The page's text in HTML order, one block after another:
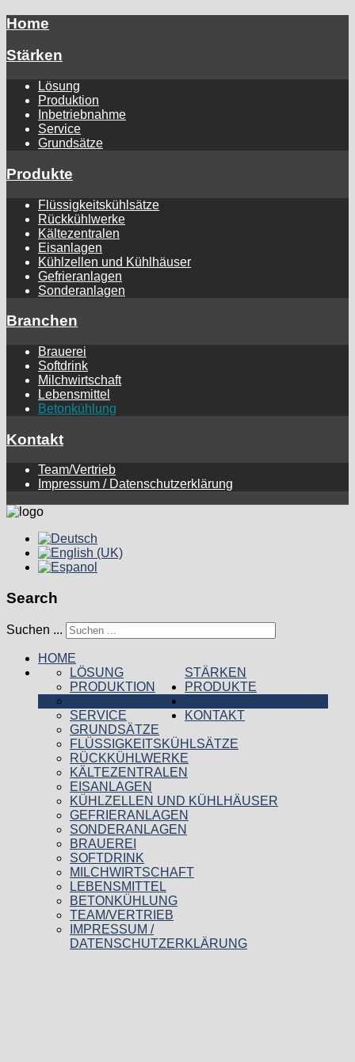
Home
Stärken
Lösung
Produktion
Inbetriebnahme
Service
Grundsätze
Produkte
Flüssigkeitskühlsätze
Rückkühlwerke
Kältezentralen
Eisanlagen
Kühlzellen und Kühlhäuser
Gefrieranlagen
Sonderanlagen
Branchen
Brauerei
Softdrink
Milchwirtschaft
Lebensmittel
Betonkühlung
Kontakt
Team/Vertrieb
Impressum / Datenschutzerklärung
Search
Suchen ...
HOME
STÄRKEN
LÖSUNG
PRODUKTION
INBETRIEBNAHME
SERVICE
GRUNDSÄTZE
PRODUKTE
FLÜSSIGKEITSKÜHLSÄTZE
RÜCKKÜHLWERKE
KÄLTEZENTRALEN
EISANLAGEN
KÜHLZELLEN UND KÜHLHÄUSER
GEFRIERANLAGEN
SONDERANLAGEN
BRAUEREI
SOFTDRINK
MILCHWIRTSCHAFT
LEBENSMITTEL
BETONKÜHLUNG
KONTAKT
TEAM/VERTRIEB
IMPRESSUM /
DATENSCHUTZERKLÄRUNG